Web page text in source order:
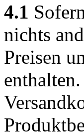
4.1
nichts
Preisen